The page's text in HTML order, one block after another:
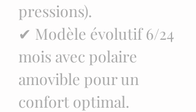
pressions).
✔ Modèle évolutif 6/24
mois avec polaire
amovible pour un
confort optimal.